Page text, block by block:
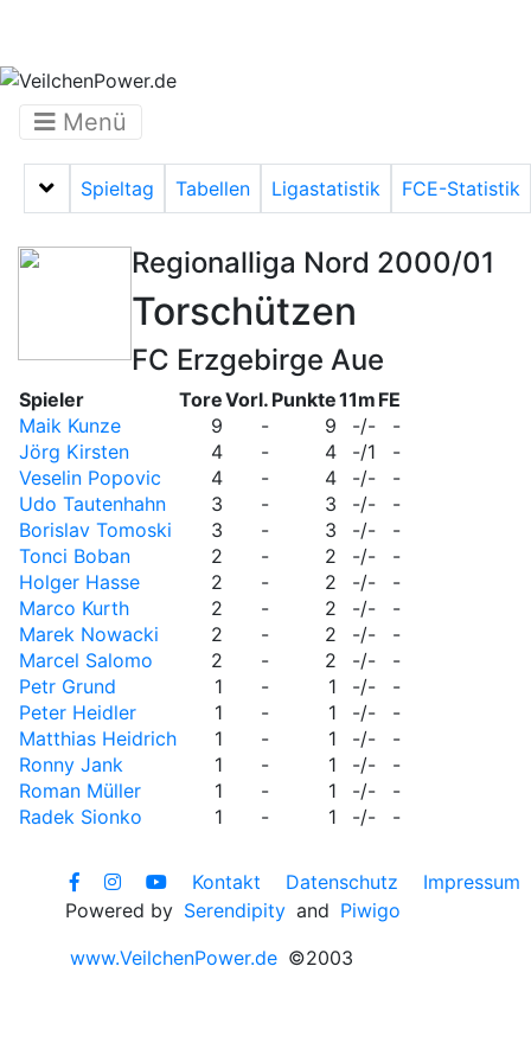
Menü
Menü auf-/zuklappen
Spieltag Tabellen Ligastatistik FCE-Statistik
Regionalliga Nord 2000/01
Torschützen
FC Erzgebirge Aue
Spieler ToreVorl. Punkte11m FE
Maik Kunze
9 - 9 -/-
-
Jörg Kirsten
4 - 4 -/1
-
Veselin Popovic
4 - 4 -/-
-
Udo Tautenhahn
3 - 3 -/-
-
Borislav Tomoski
3 - 3 -/-
-
Tonci Boban
2 - 2 -/-
-
Holger Hasse
2 - 2 -/-
-
Marco Kurth
2 - 2 -/-
-
Marek Nowacki
2 - 2 -/-
-
Marcel Salomo
2 - 2 -/-
-
Petr Grund
1 - 1 -/-
-
Peter Heidler
1 - 1 -/-
-
Matthias Heidrich
1 - 1 -/-
-
Ronny Jank
1 - 1 -/-
-
Roman Müller
1 - 1 -/-
-
Radek Sionko
1 - 1 -/- -
Kontakt Datenschutz
Impressum
Powered by Serendipity and Piwigo
www.VeilchenPower.de ©2003